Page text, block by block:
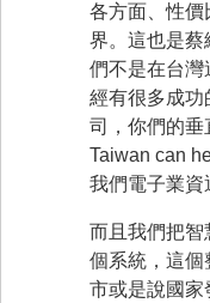
各方面、性價
界。這也是蔡
們不是在台灣
經有很多成功
司，你們的垂
Taiwan can
我們電子業資
而且我們把智
個系統，這個
市或是說國家